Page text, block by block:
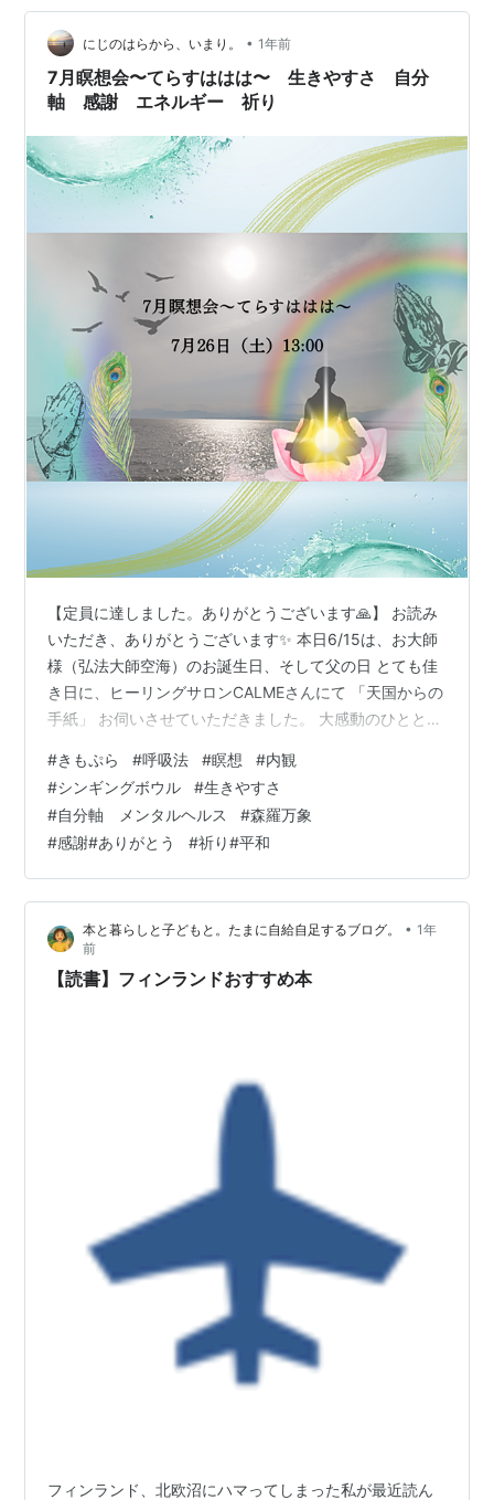
くブレずにお伝えしていることなのですが、カウンセリ
ングというのは、あなたの「問題を解決するため…
にじのはらから、いまり。 • 1年前
7月瞑想会〜てらすははは〜 生きやすさ 自分
軸 感謝 エネルギー 祈り
【定員に達しました。ありがとうございます🙏】 お読み
いただき、ありがとうございます✨ 本日6/15は、お大師
様（弘法大師空海）のお誕生日、そして父の日 とても佳
き日に、ヒーリングサロンCALMEさんにて 「天国からの
手紙」 お伺いさせていただきました。 大感動のひととき
イミングで、シェアさせていただきます！ この至福のエ
ネルギーに包まれながら 私の大切な道の、お知らせで
す。 ～～～ 各地で梅雨入りですね✨ 湿気も息苦しかった
り 暑さで疲れやすかったり それも巡る季節、巡るいのち
の、通過点と思うと なんだか、やわらいだり どんより雨
空、曇り空…
#きもぷら #呼吸法 #瞑想 #内観
#シンギングボウル #生きやすさ
#自分軸 メンタルヘルス #森羅万象
#感謝#ありがとう #祈り#平和
本と暮らしと子どもと。たまに自給自足するブログ。 • 1年
前
【読書】フィンランドおすすめ本
フィンランド、北欧沼にハマってしまった私が最近読ん